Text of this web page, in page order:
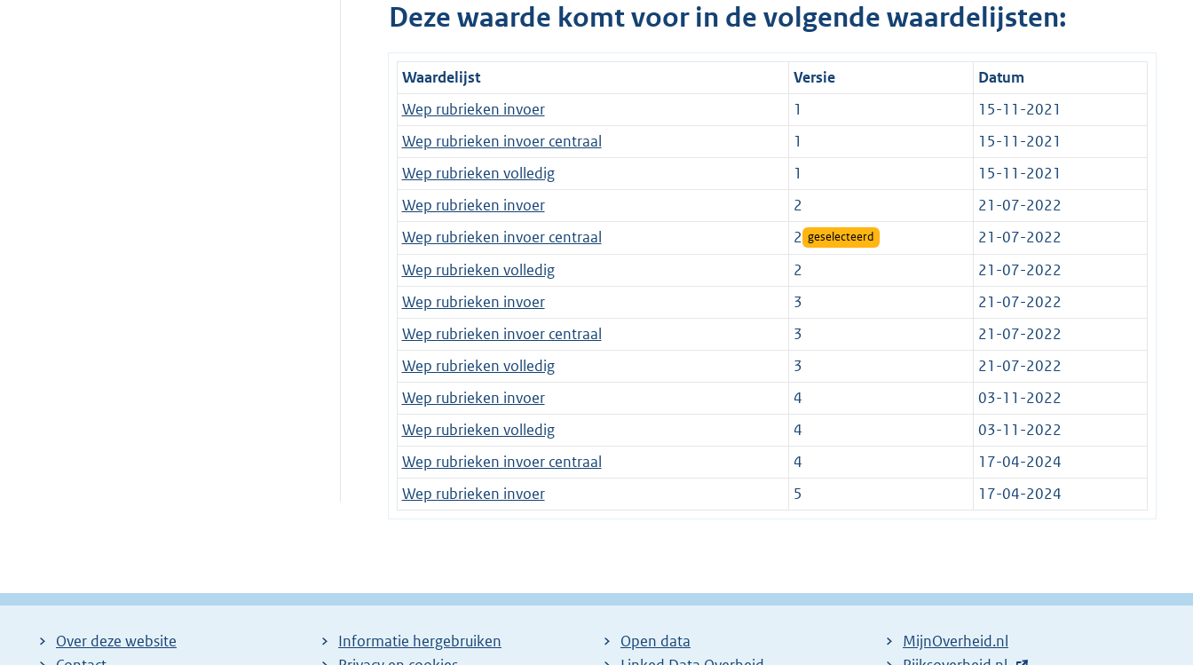
Deze waarde komt voor in de volgende waardelijsten:
Waardelijst Versie
Datum
Wep rubrieken invoer
1
15-11-2021
Wep rubrieken invoer centraal
1
15-11-2021
Wep rubrieken volledig
1
15-11-2021
Wep rubrieken invoer
2
21-07-2022
Wep rubrieken invoer centraal
2 geselecteerd
21-07-2022
Wep rubrieken volledig
2
21-07-2022
Wep rubrieken invoer
3
21-07-2022
Wep rubrieken invoer centraal
3
21-07-2022
Wep rubrieken volledig
3
21-07-2022
Wep rubrieken invoer
4
03-11-2022
Wep rubrieken volledig
4
03-11-2022
Wep rubrieken invoer centraal
4
17-04-2024
Wep rubrieken invoer
5 17-04-2024
Over deze website
Informatie hergebruiken
Open data
MijnOverheid.nl